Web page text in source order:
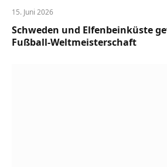
15. Juni 2026
Schweden und Elfenbeinküste
Fußball-Weltmeisterschaft